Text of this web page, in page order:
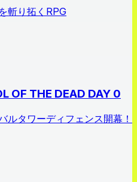
斬り拓くRPG
OF THE DEAD DAY 0
ルタワーディフェンス開幕！